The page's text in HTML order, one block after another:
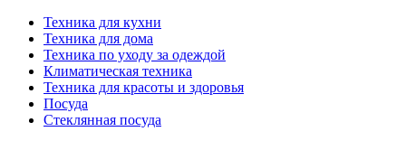
Техника для кухни
Техника для дома
Техника по уходу за одеждой
Климатическая техника
Техника для красоты и здоровья
Посуда
Стеклянная посуда